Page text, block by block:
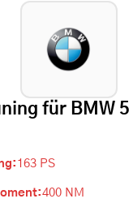
Warenkorb
für BMW
163 PS
400 NM